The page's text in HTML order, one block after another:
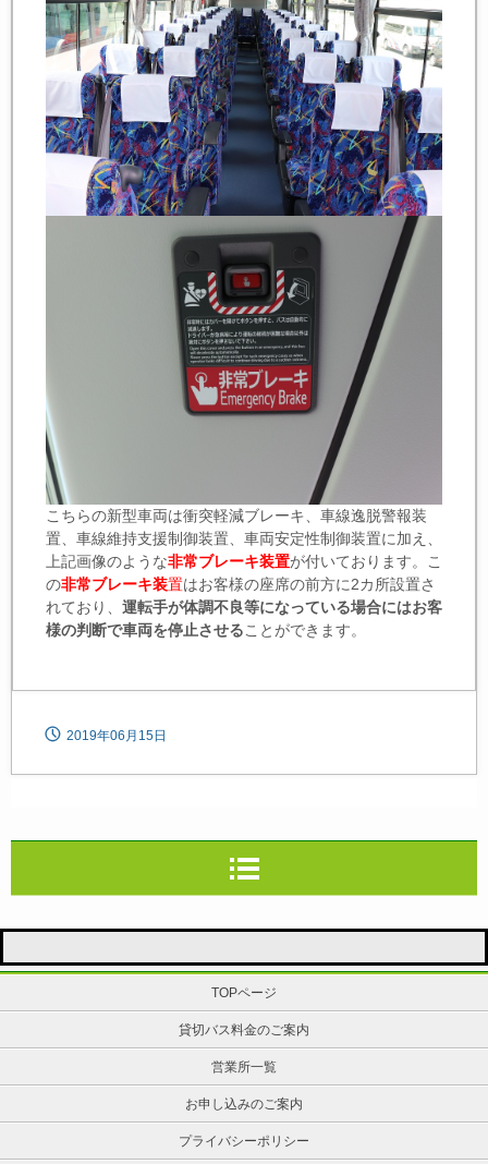
こちらの新型車両は衝突軽減ブレーキ、車線逸脱警報装
置、車線維持支援制御装置、車両安定性制御装置に加え、
上記画像のような非常ブレーキ装置が付いております。こ
の非常ブレーキ装置はお客様の座席の前方に2カ所設置さ
れており、 運転手が体調不良等になっている場合にはお客
様の判断で車両を停止させることができます。
2019年06月15日
TOPページ
貸切バス料金のご案内
営業所一覧
お申し込みのご案内
プライバシーポリシー